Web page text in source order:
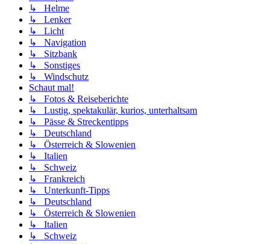
↳ Helme
↳ Lenker
↳ Licht
↳ Navigation
↳ Sitzbank
↳ Sonstiges
↳ Windschutz
Schaut mal!
↳ Fotos & Reiseberichte
↳ Lustig, spektakulär, kurios, unterhaltsam
↳ Pässe & Streckentipps
↳ Deutschland
↳ Österreich & Slowenien
↳ Italien
↳ Schweiz
↳ Frankreich
↳ Unterkunft-Tipps
↳ Deutschland
↳ Österreich & Slowenien
↳ Italien
↳ Schweiz